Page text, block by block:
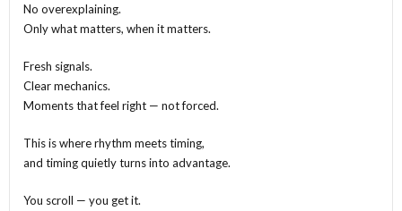
No overexplaining.
Only what matters, when it matters.
Fresh signals.
Clear mechanics.
Moments that feel right — not forced.
This is where rhythm meets timing,
and timing quietly turns into advantage.
You scroll — you get it.